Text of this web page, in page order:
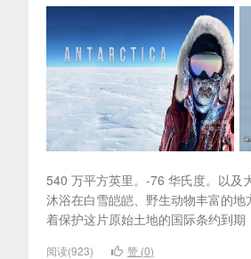
540 万平方英里。-76 华氏度。以及
沐浴在白雪皑皑、野生动物丰富的
着保护这片原始土地的国际条约到
阅读(923) 赞 (0)